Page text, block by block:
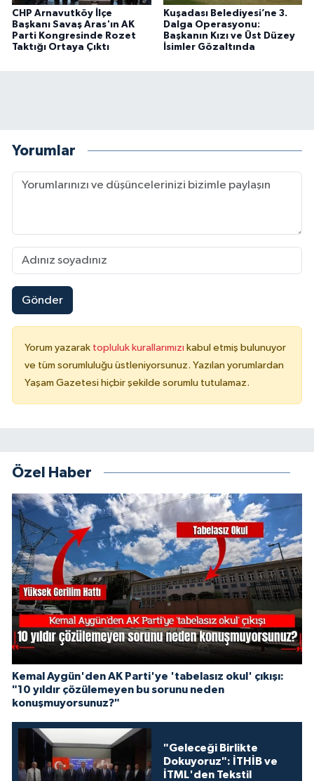
CHP Arnavutköy İlçe
Başkanı Savaş Aras'ın AK
Parti Kongresinde Rozet
Taktığı Ortaya Çıktı
Kuşadası Belediyesi’ne 3.
Dalga Operasyonu:
Başkanın Kızı ve Üst Düzey
İsimler Gözaltında
Yorumlar
Gönder
Yorum yazarak topluluk kurallarımızı kabul etmiş bulunuyor
ve tüm sorumluluğu üstleniyorsunuz. Yazılan yorumlardan
Yaşam Gazetesi hiçbir şekilde sorumlu tutulamaz.
Özel Haber
Kemal Aygün'den AK Parti'ye 'tabelasız okul' çıkışı:
"10 yıldır çözülemeyen bu sorunu neden
konuşmuyorsunuz?"
"Geleceği Birlikte
Dokuyoruz": İTHİB ve
İTML'den Tekstil